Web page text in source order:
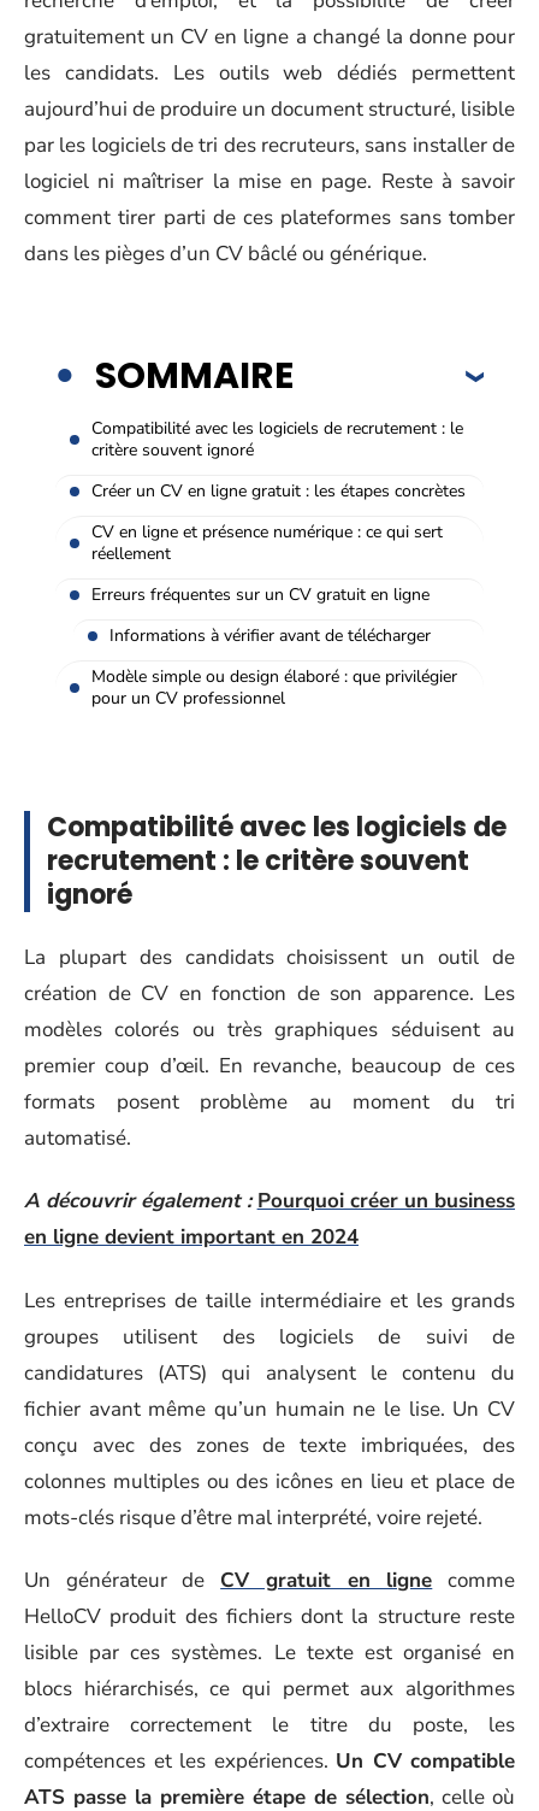
gratuitement un CV en ligne a changé la donne pour
les candidats. Les outils web dédiés permettent
aujourd’hui de produire un document structuré, lisible
par les logiciels de tri des recruteurs, sans installer de
logiciel ni maîtriser la mise en page. Reste à savoir
comment tirer parti de ces plateformes sans tomber
dans les pièges d’un CV bâclé ou générique.
SOMMAIRE
Compatibilité avec les logiciels de recrutement : le
critère souvent ignoré
Créer un CV en ligne gratuit : les étapes concrètes
CV en ligne et présence numérique : ce qui sert
réellement
Erreurs fréquentes sur un CV gratuit en ligne
Informations à vérifier avant de télécharger
Modèle simple ou design élaboré : que privilégier
pour un CV professionnel
Compatibilité avec les logiciels de
recrutement : le critère souvent
ignoré
La plupart des candidats choisissent un outil de
création de CV en fonction de son apparence. Les
modèles colorés ou très graphiques séduisent au
premier coup d’œil. En revanche, beaucoup de ces
formats posent problème au moment du tri
automatisé.
A découvrir également : Pourquoi créer un business
en ligne devient important en 2024
Les entreprises de taille intermédiaire et les grands
groupes utilisent des logiciels de suivi de
candidatures (ATS) qui analysent le contenu du
fichier avant même qu’un humain ne le lise. Un CV
conçu avec des zones de texte imbriquées, des
colonnes multiples ou des icônes en lieu et place de
mots-clés risque d’être mal interprété, voire rejeté.
Un générateur de CV gratuit en ligne comme
HelloCV produit des fichiers dont la structure reste
lisible par ces systèmes. Le texte est organisé en
blocs hiérarchisés, ce qui permet aux algorithmes
d’extraire correctement le titre du poste, les
compétences et les expériences. Un CV compatible
ATS passe la première étape de sélection, celle où